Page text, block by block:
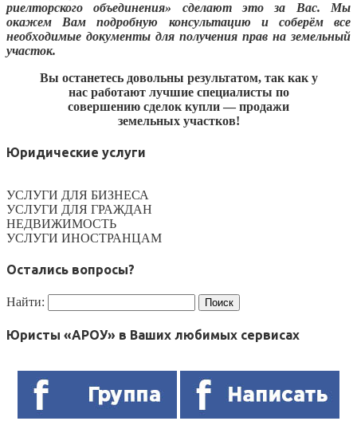
риелторского объединения» сделают это за Вас. Мы
окажем Вам подробную консультацию и соберём все
необходимые документы для получения прав на земельный
участок.
Вы останетесь довольны результатом, так как у
нас работают лучшие специалисты по
совершению сделок купли — продажи
земельных участков!
Юридические услуги
УСЛУГИ ДЛЯ БИЗНЕСА
УСЛУГИ ДЛЯ ГРАЖДАН
НЕДВИЖИМОСТЬ
УСЛУГИ ИНОСТРАНЦАМ
Остались вопросы?
Найти:
Юристы «АРОУ» в Ваших любимых сервисах